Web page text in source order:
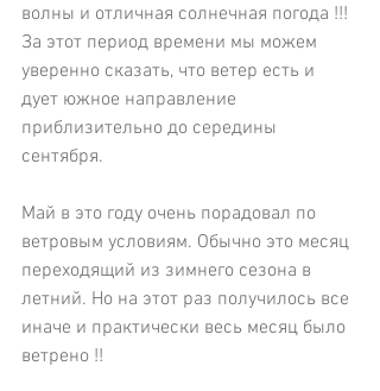
волны и отличная солнечная погода !!!
За этот период времени мы можем
уверенно сказать, что ветер есть и
дует южное направление
приблизительно до середины
сентября.
Май в это году очень порадовал по
ветровым условиям. Обычно это месяц
переходящий из зимнего сезона в
летний. Но на этот раз получилось все
иначе и практически весь месяц было
ветрено !!